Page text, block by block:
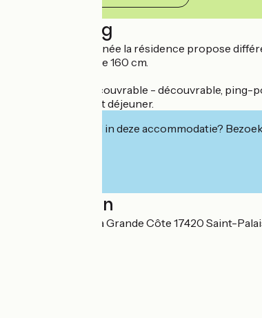
Beschrijving
Ouverte toute l'année la résidence propose
TV écran plat, lit de 160 cm.
Piscine chauffée couvrable - découvrable, ping-
Possibilité de petit déjeuner.
Geïnteresseerd in deze accommodatie?
Localisation
44-46 avenue de la Grande Côte 17420 Saint-